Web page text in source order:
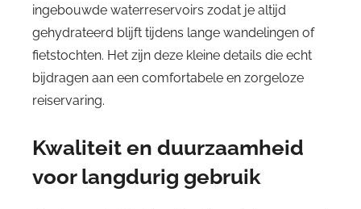
ingebouwde waterreservoirs zodat je altijd
gehydrateerd blijft tijdens lange wandelingen of
fietstochten. Het zijn deze kleine details die echt
bijdragen aan een comfortabele en zorgeloze
reiservaring.
Kwaliteit en duurzaamheid
voor langdurig gebruik